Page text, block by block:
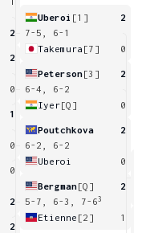
2
2
0
1
0
0
2
2
Uberoi [1]
2
7-5, 6-1
Takemura [7] 0
Peterson[3]
2
6-4, 6-2
Iyer[Q] 0
Poutchkova
2
6-2, 6-2
Uberoi
0
Bergman[Q]
2
5-7, 6-3, 7-63
Etienne [2] 1